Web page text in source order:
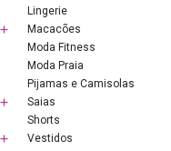
Lingerie
Macacões
Moda Fitness
Moda Praia
Pijamas e Camisolas
Saias
Shorts
Vestidos